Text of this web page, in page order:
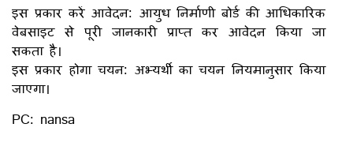
इस प्रकार करें आवेदन: आयुध निर्माणी बोर्ड की आधिकारिक
वेबसाइट से पूरी जानकारी प्राप्त कर आवेदन किया जा
सकता है।
इस प्रकार होगा चयन: अभ्यर्थी का चयन नियमानुसार किया
जाएगा।
PC: nansa